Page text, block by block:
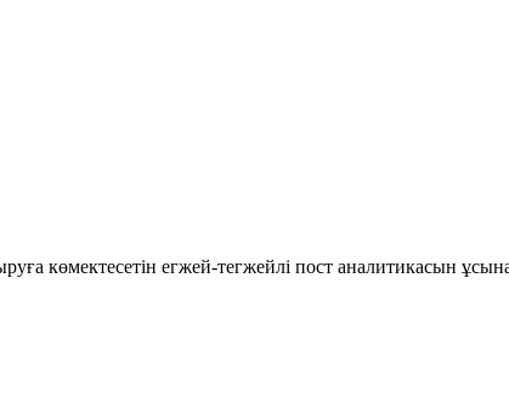
көмектесетін егжей-тегжейлі пост аналитикасын